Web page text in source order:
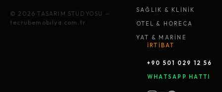
© 2026 TASARIM STÜDYOSU —
tecrubemobilya.com.tr
SAĞLIK & KLİNİK
OTEL & HORECA
YAT & MARİNE
İRTİBAT
+90 501 029 12 56
WHATSAPP HATTI